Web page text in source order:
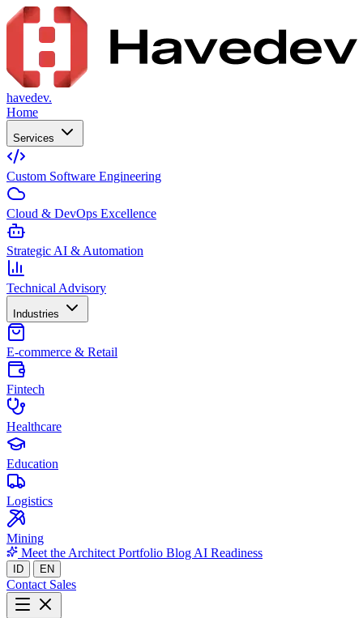
havedev.
Home
Services
Custom Software Engineering
Cloud & DevOps Excellence
Strategic AI & Automation
Technical Advisory
Industries
E-commerce & Retail
Fintech
Healthcare
Education
Logistics
Mining
Meet the Architect Portfolio Blog AI Readiness
ID EN
Contact Sales